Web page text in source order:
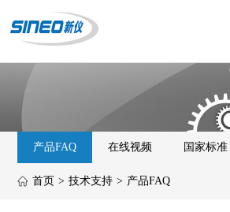
产品FAQ 在线视频 国家标准
首页 > 技术支持 > 产品FAQ